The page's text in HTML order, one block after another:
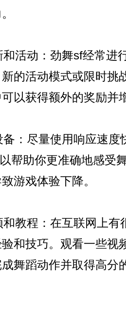
活动：劲舞sf经常进
的活动模式或限时挑
以获得额外的奖励并
：尽量使用响应速度
帮助你更准确地感受
游戏体验下降。
教程：在互联网上有
和技巧。观看一些视
舞蹈动作并取得高分